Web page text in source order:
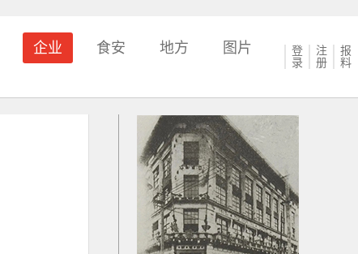
报
料
注
册
登
录
企业 食安 地方 图片